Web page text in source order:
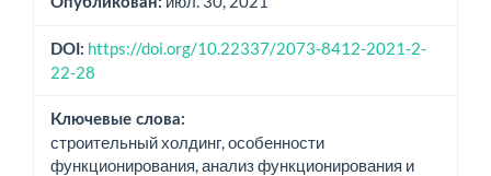
DOI: https://doi.org/10.22337/2073-8412-2021-2-
22-28
Ключевые слова:
строительный холдинг, особенности
функционирования, анализ функционирования и